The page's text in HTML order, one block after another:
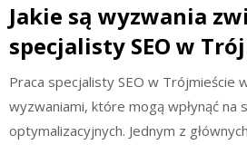
Jakie są wyzwania
specjalisty SEO w
Praca specjalisty SEO w Trójmieście
wyzwaniami, które mogą wpłynąć na
optymalizacyjnych. Jednym z